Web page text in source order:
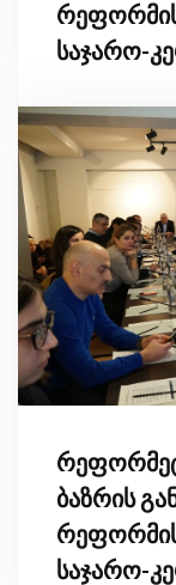
საჯარო-
ბაზრის
საჯარო-